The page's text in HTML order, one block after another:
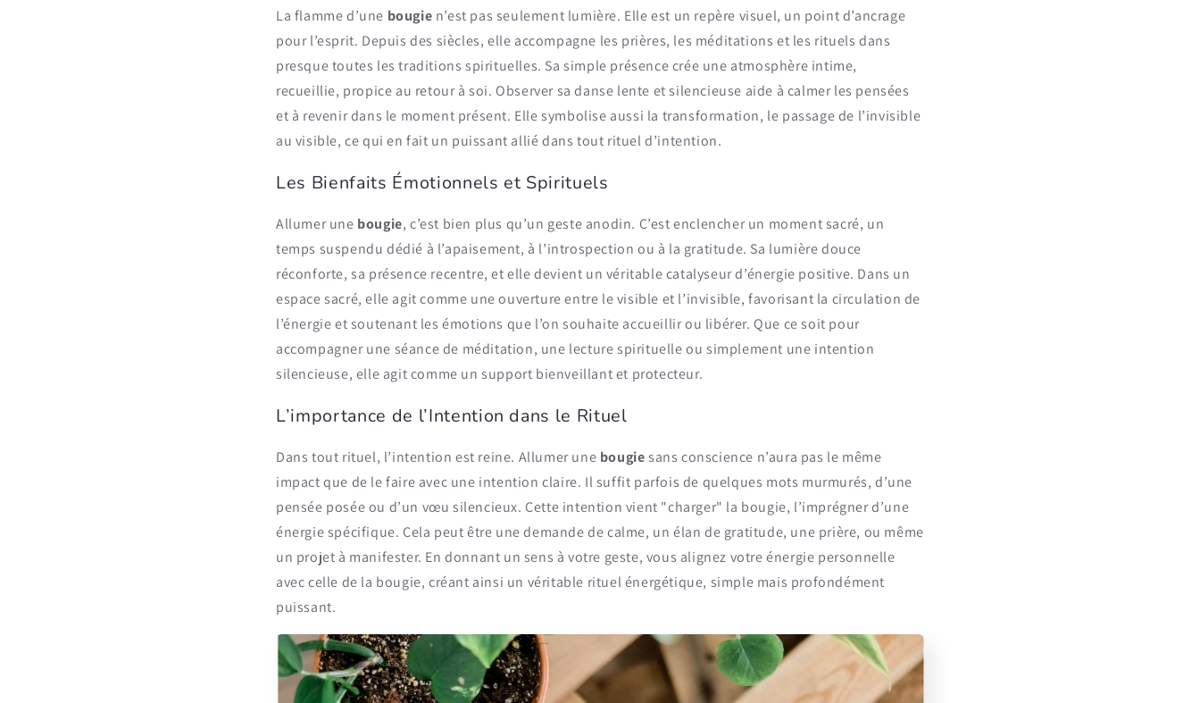
La flamme d’une bougie n’est pas seulement lumière. Elle est un repère visuel, un point d’ancrage
pour l’esprit. Depuis des siècles, elle accompagne les prières, les méditations et les rituels dans
presque toutes les traditions spirituelles. Sa simple présence crée une atmosphère intime,
recueillie, propice au retour à soi. Observer sa danse lente et silencieuse aide à calmer les pensées
et à revenir dans le moment présent. Elle symbolise aussi la transformation, le passage de l’invisible
au visible, ce qui en fait un puissant allié dans tout rituel d’intention.
Les Bienfaits Émotionnels et Spirituels
Allumer une bougie, c’est bien plus qu’un geste anodin. C’est enclencher un moment sacré, un
temps suspendu dédié à l’apaisement, à l’introspection ou à la gratitude. Sa lumière douce
réconforte, sa présence recentre, et elle devient un véritable catalyseur d’énergie positive. Dans un
espace sacré, elle agit comme une ouverture entre le visible et l’invisible, favorisant la circulation de
l’énergie et soutenant les émotions que l’on souhaite accueillir ou libérer. Que ce soit pour
accompagner une séance de méditation, une lecture spirituelle ou simplement une intention
silencieuse, elle agit comme un support bienveillant et protecteur.
L’importance de l’Intention dans le Rituel
Dans tout rituel, l’intention est reine. Allumer une bougie sans conscience n’aura pas le même
impact que de le faire avec une intention claire. Il suffit parfois de quelques mots murmurés, d’une
pensée posée ou d’un vœu silencieux. Cette intention vient "charger" la bougie, l’imprégner d’une
énergie spécifique. Cela peut être une demande de calme, un élan de gratitude, une prière, ou même
un projet à manifester. En donnant un sens à votre geste, vous alignez votre énergie personnelle
avec celle de la bougie, créant ainsi un véritable rituel énergétique, simple mais profondément
puissant.